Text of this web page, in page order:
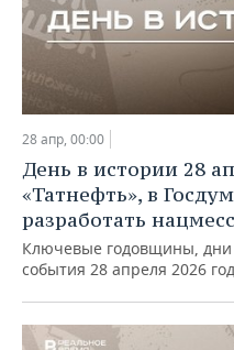
28 апр, 00:00
День в истории 28
«Татнефть», в
разработать
Ключевые годовщины,
события 28 апреля 2026